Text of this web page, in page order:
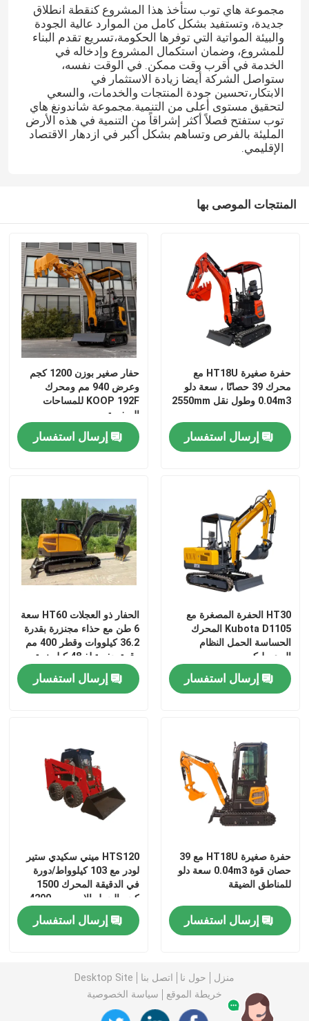
منزل
المنتجات
جولة في المعمل
ضبط الجودة
أخبار
طلب اقتباس
Hightop Mini Excavator
حفر هيدروليكي صغير
مجموعة هاي توب ستأخذ هذا المشروع كنقطة انطلاق
جديدة، وتستفيد بشكل كامل من الموارد عالية الجودة
والبيئة المواتية التي توفرها الحكومة،تسريع تقدم البناء
للمشروع، وضمان استكمال المشروع وإدخاله في
الخدمة في أقرب وقت ممكن. في الوقت نفسه،
ستواصل الشركة أيضا زيادة الاستثمار في
الابتكار،تحسين جودة المنتجات والخدمات، والسعي
لتحقيق مستوى أعلى من التنمية.مجموعة شاندونغ هاي
توب ستفتح فصلاً أكثر إشراقاً من التنمية في هذه الأرض
المليئة بالفرص وتساهم بشكل أكبر في ازدهار الاقتصاد
الإقليمي.
المنتجات الموصى بها
حفرة صغيرة HT18U مع
محرك 39 حصانًا ، سعة دلو
0.04m3 وطول نقل 2550mm
إرسال استفسار
حفار صغير بوزن 1200 كجم
وعرض 940 مم ومحرك
KOOP 192F للمساحات
الصغيرة
إرسال استفسار
HT30 الحفرة المصغرة مع
Kubota D1105 المحرك
الحساسة الحمل النظام
الهيدروليكي
إرسال استفسار
الحفار ذو العجلات HT60 سعة
6 طن مع حذاء مجنزرة بقدرة
36.2 كيلووات وقطر 400 مم
وقوة حفر تبلغ 48 كيلو نيوتن
إرسال استفسار
حفرة صغيرة HT18U مع 39
حصان قوة 0.04m3 سعة دلو
للمناطق الضيقة
إرسال استفسار
HTS120 ميني سكيدي ستير
لودر مع 103 كيلوواط/دورة
في الدقيقة المحرك 1500
كجم الحمل الاسمي و 4290
مم
إرسال استفسار
منزل حول نا اتصل بنا
Desktop Site
خريطة الموقع
سياسة الخصوصية